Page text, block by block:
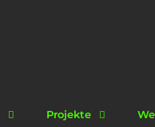
Projekte